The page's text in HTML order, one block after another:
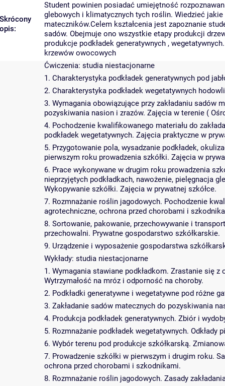
Skrócony
opis:
Student powinien posiadać umiejętność
glebowych i klimatycznych tych roślin. Wiedzieć jakie
mateczników.Celem kształcenia jest zapoznanie
sadów. Obejmuje ono wszystkie etapy produkcji
produkcje podkładek generatywnych ,
krzewów owocowych
Ćwiczenia: studia niestacjonarne
1. Charakterystyka podkładek generatywnych pod
2. Charakterystyka podkładek wegetatywnych
3. Wymagania obowiązujące przy zakładaniu sadów
pozyskiwania nasion i zrazów. Zajęcia w terenie (
4. Pochodzenie kwalifikowanego materiału do
podkładek wegetatywnych. Zajęcia praktyczne w
5. Przygotowanie pola, wysadzanie podkładek,
pierwszym roku prowadzenia szkółki. Zajęcia w
6. Prace wykonywane w drugim roku prowadzenia
nieprzyjętych podkładkach, nawożenie, pielęgnacja
Wykopywanie szkółki. Zajęcia w prywatnej szkółce.
7. Rozmnażanie roślin jagodowych. Pochodzenie
agrotechniczne, ochrona przed chorobami i
8. Sortowanie, pakowanie, przechowywanie i
przechowalni. Prywatne gospodarstwo szkółkarskie.
9. Urządzenie i wyposażenie gospodarstwa
Wykłady: studia niestacjonarne
1. Wymagania stawiane podkładkom. Zrastanie się
Wytrzymałość na mróz i odporność na choroby.
2. Podkładki generatywne i wegetatywne pod różne
3. Zakładanie sadów matecznych do pozyskiwania
4. Produkcja podkładek generatywnych. Zbiór i
5. Rozmnażanie podkładek wegetatywnych.
6. Wybór terenu pod produkcje szkółkarską.
7. Prowadzenie szkółki w pierwszym i drugim roku.
ochrona przed chorobami i szkodnikami.
8. Rozmnażanie roślin jagodowych. Zasady